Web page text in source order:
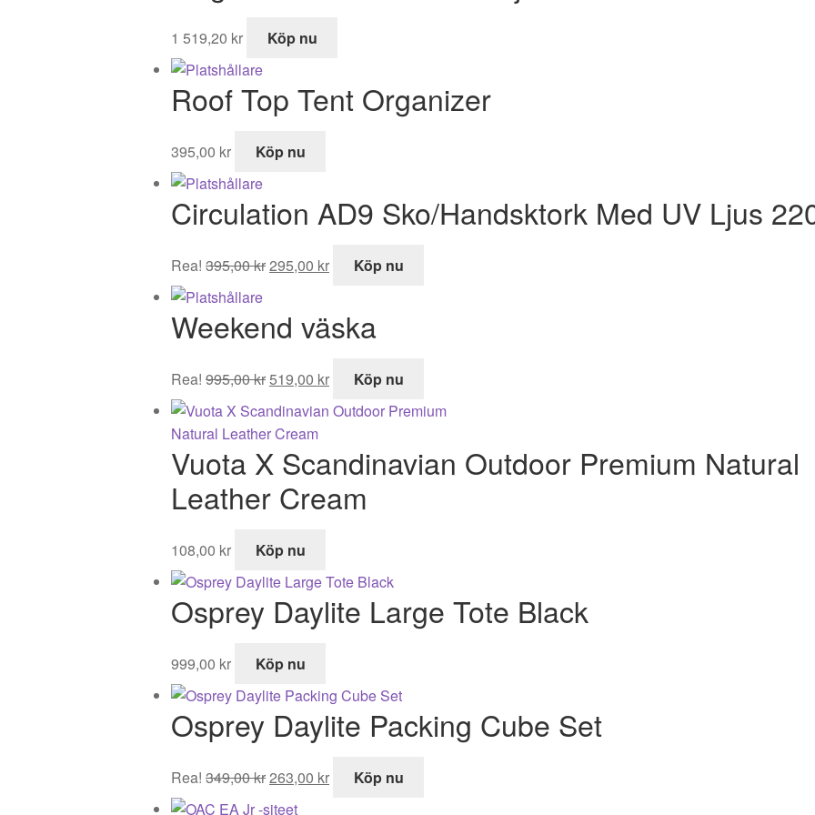
1 519,20 kr Köp nu
Roof Top Tent Organizer
395,00 kr Köp nu
Circulation AD9 Sko/Handsktork Med UV Ljus
Rea! 395,00kr
ursprungliga
var:
395,00 kr.
295,00 kr
nuvarande
är:
Köp nu
Weekend väska
Rea! 995,00kr
ursprungliga
priset
var:
995,00 kr.
519,00 kr
nuvarande
priset
519,00 kr.
Köp nu
Vuota X Scandinavian Outdoor Premium Natural
Leather Cream
108,00 kr Köp nu
Osprey Daylite Large Tote Black
999,00 kr Köp nu
Osprey Daylite Packing Cube Set
Rea! 349,00kr
ursprungliga
263,00 kr
nuvarande
Köp nu